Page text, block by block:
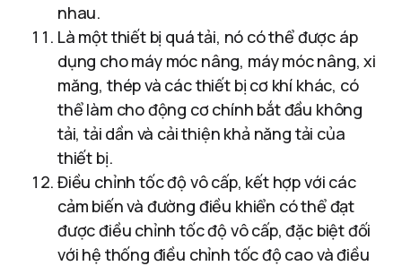
nhau.
Là một thiết bị quá tải, nó có thể được áp
dụng cho máy móc nâng, máy móc nâng, xi
măng, thép và các thiết bị cơ khí khác, có
thể làm cho động cơ chính bắt đầu không
tải, tải dần và cải thiện khả năng tải của
thiết bị.
Điều chỉnh tốc độ vô cấp, kết hợp với các
cảm biến và đường điều khiển có thể đạt
được điều chỉnh tốc độ vô cấp, đặc biệt đối
với hệ thống điều chỉnh tốc độ cao và điều